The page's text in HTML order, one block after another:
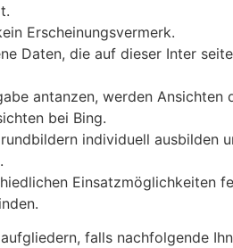
Erscheinungsvermerk.
Daten, die auf dieser Inter
antanzen, werden Ansichten
bei Bing.
individuell ausbilden
Einsatzmöglichkeiten
falls nachfolgende